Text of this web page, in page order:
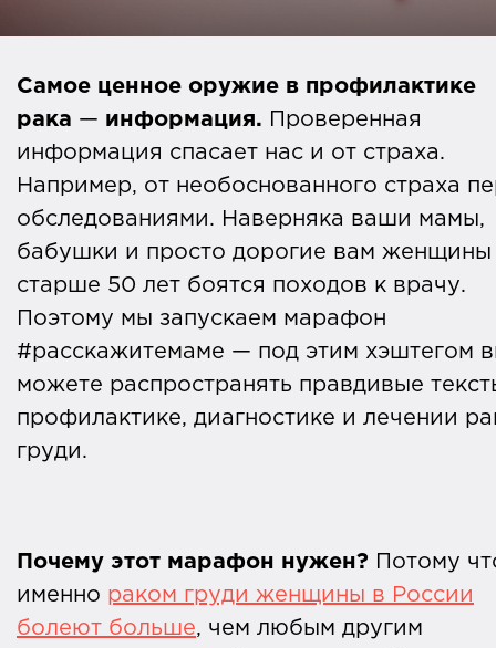
Самое ценное оружие в профилактике
рака — информация.
Проверенная
информация спасает нас и от страха.
Например, от необоснованного страха
обследованиями. Наверняка ваши мамы,
бабушки и просто дорогие вам женщины
старше 50 лет боятся походов к врачу.
Поэтому мы запускаем марафон
#расскажитемаме — под этим хэштегом
можете распространять правдивые
профилактике, диагностике и лечении
груди.
Почему этот марафон нужен?
Потому
именно раком груди женщины в России
болеют больше, чем любым другим